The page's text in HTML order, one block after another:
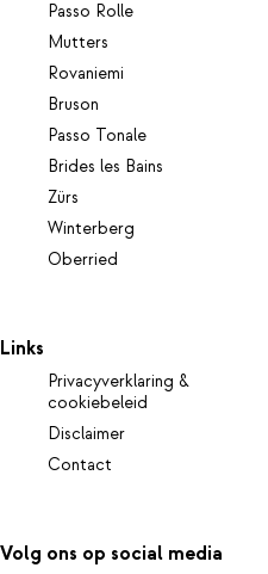
Passo Rolle
Mutters
Rovaniemi
Bruson
Passo Tonale
Brides les Bains
Zürs
Winterberg
Oberried
Links
Privacyverklaring &
cookiebeleid
Disclaimer
Contact
Volg ons op social media